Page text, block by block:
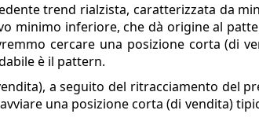
trend rialzista, caratterizzata da
minimo inferiore, che dà origine al
cercare una posizione corta (di
è il pattern.
a seguito del ritracciamento del
una posizione corta (di vendita)